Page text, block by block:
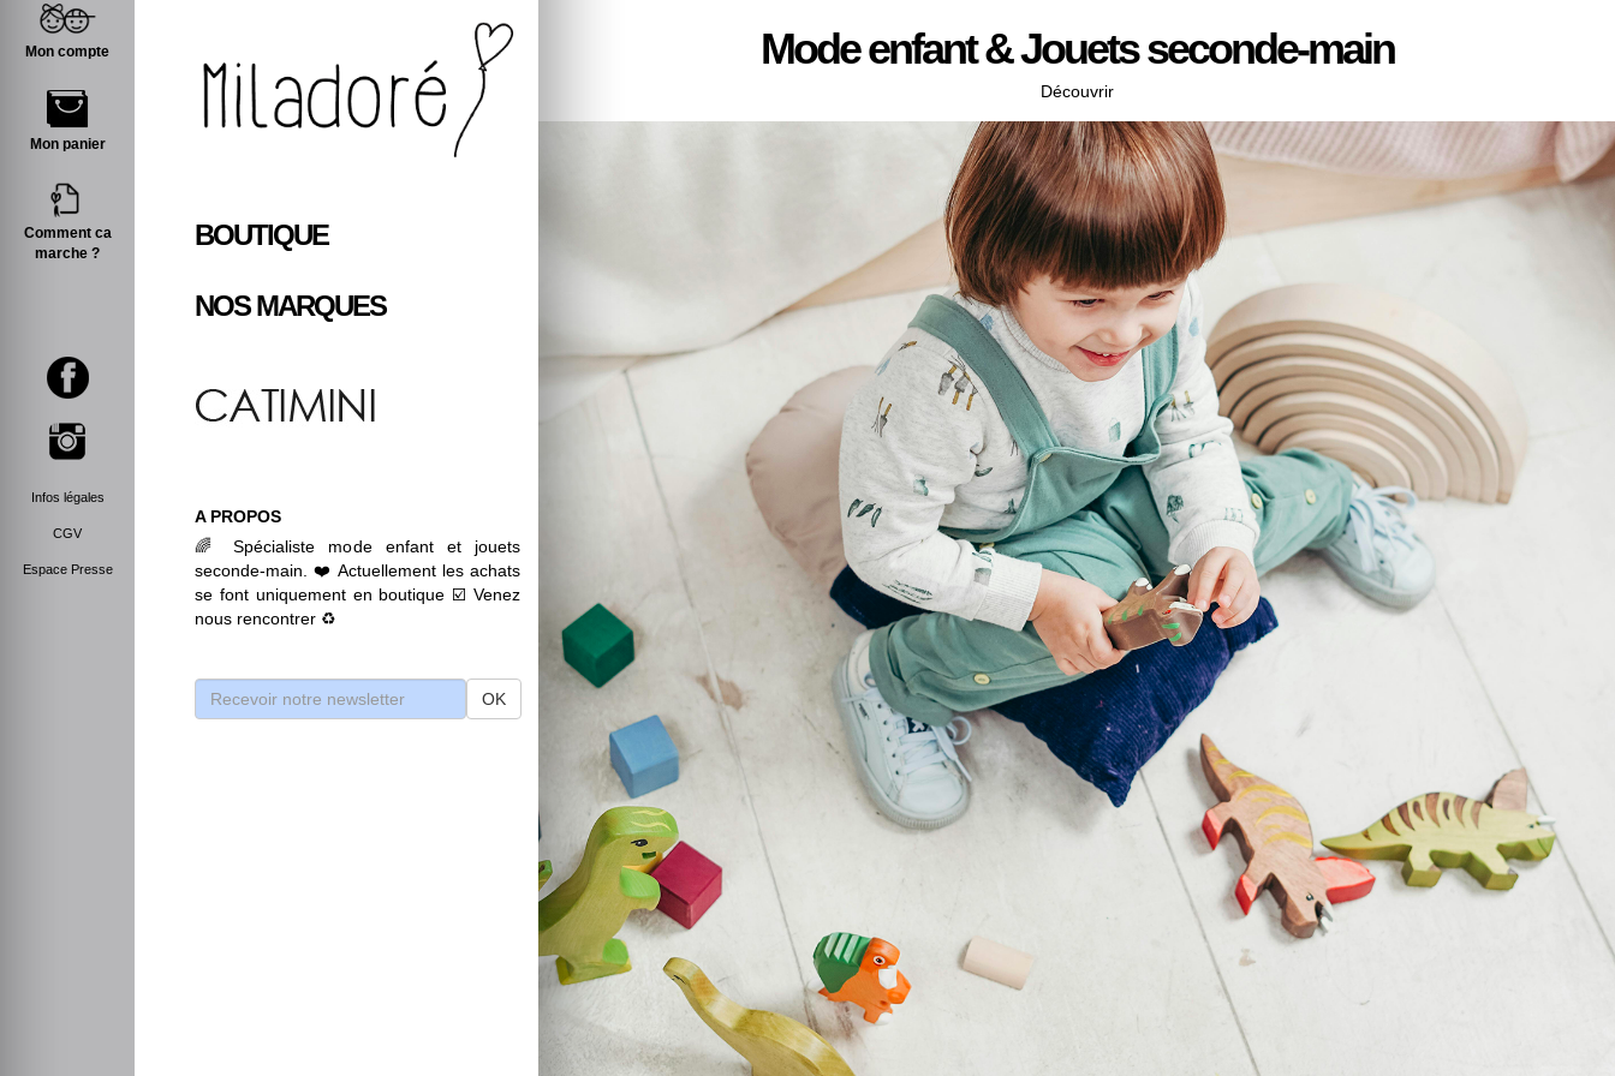
Mon compte
Mon panier
Comment ca
marche ?
Infos légales
CGV
Espace Presse
BOUTIQUE
NOS MARQUES
A PROPOS
🌈 Spécialiste mode enfant et jouets
seconde-main. ❤️ Actuellement les achats
se font uniquement en boutique ☑️ Venez
nous rencontrer ♻️
OK
Mode enfant & Jouets seconde-main
Découvrir